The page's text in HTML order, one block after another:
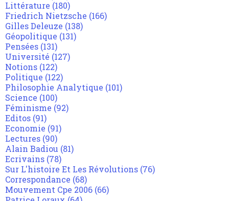
Littérature (180)
Friedrich Nietzsche (166)
Gilles Deleuze (138)
Géopolitique (131)
Pensées (131)
Université (127)
Notions (122)
Politique (122)
Philosophie Analytique (101)
Science (100)
Féminisme (92)
Editos (91)
Economie (91)
Lectures (90)
Alain Badiou (81)
Ecrivains (78)
Sur L'histoire Et Les Révolutions (76)
Correspondance (68)
Mouvement Cpe 2006 (66)